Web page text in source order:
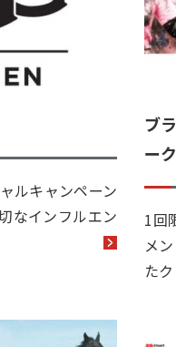
ルキャンペーン
なインフルエン
ブ
ーク
1回
メ
た